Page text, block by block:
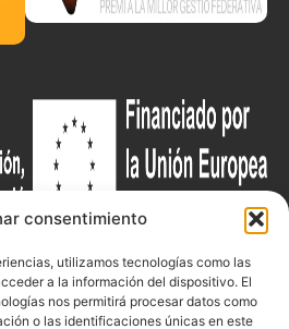
consentimiento
utilizamos tecnologías como las
a la información del dispositivo. El
nos permitirá procesar datos como
o las identificaciones únicas en este
DocumentacioContacte